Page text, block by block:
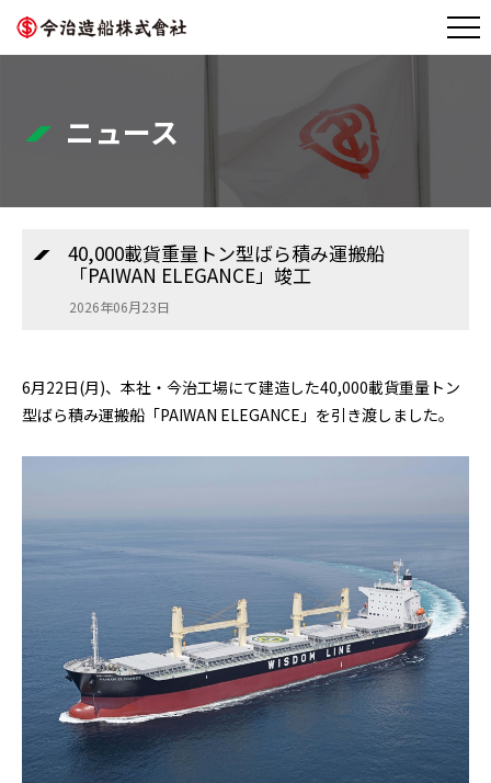
ニュース
40,000載貨重量トン型ばら積み運搬船
「PAIWAN ELEGANCE」竣工
2026年06月23日
6月22日(月)、本社・今治工場にて建造した40,000載貨重量トン
型ばら積み運搬船「PAIWAN ELEGANCE」を引き渡しました。